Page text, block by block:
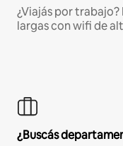
¿Viajás por
largas con wifi de
¿Buscás